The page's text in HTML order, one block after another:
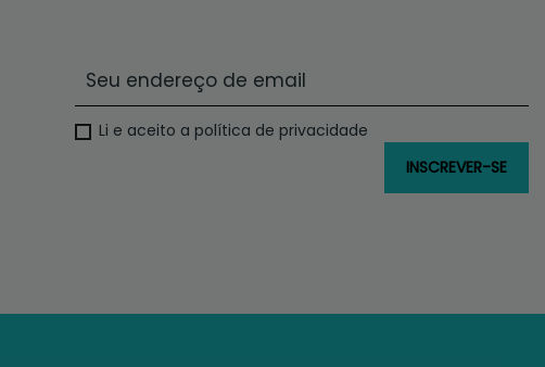
Li e aceito a política de privacidade